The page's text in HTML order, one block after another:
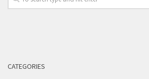
CATEGORIES